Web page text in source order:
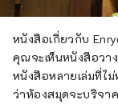
หนังสือเกี่ยวกับ
คุณจะเห็นหนังสือวา
หนังสือหลายเล่มที่ไ
ว่าห้องสมุดจะบริจา